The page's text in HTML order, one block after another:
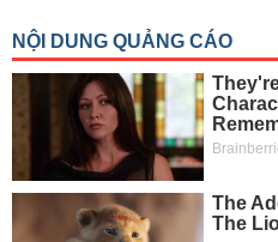
Đào
Sách